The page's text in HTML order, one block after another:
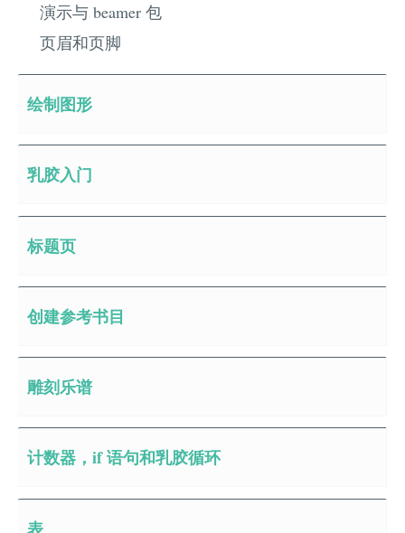
演示与 beamer 包
页眉和页脚
绘制图形
乳胶入门
标题页
创建参考书目
雕刻乐谱
计数器，if 语句和乳胶循环
表